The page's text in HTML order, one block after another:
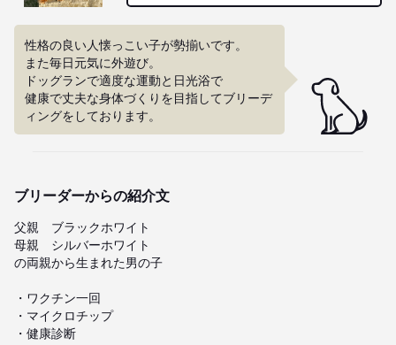
性格の良い人懐っこい子が勢揃いです。
また毎日元気に外遊び。
ドッグランで適度な運動と日光浴で
健康で丈夫な身体づくりを目指してブリーデ
ィングをしております。
ブリーダーからの紹介文
父親　ブラックホワイト
母親　シルバーホワイト
の両親から生まれた男の子
・ワクチン一回
・マイクロチップ
・健康診断